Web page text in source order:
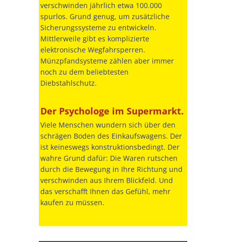
verschwinden jährlich etwa 100.000
spurlos. Grund genug, um zusätzliche
Sicherungssysteme zu entwickeln.
Mittlerweile gibt es komplizierte
elektronische Wegfahrsperren.
Münzpfandsysteme zählen aber immer
noch zu dem beliebtesten
Diebstahlschutz.
Der Psychologe im Supermarkt.
Viele Menschen wundern sich über den
schrägen Boden des Einkaufswagens. Der
ist keineswegs konstruktionsbedingt. Der
wahre Grund dafür: Die Waren rutschen
durch die Bewegung in Ihre Richtung und
verschwinden aus Ihrem Blickfeld. Und
das verschafft Ihnen das Gefühl, mehr
kaufen zu müssen.